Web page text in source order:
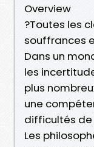
Overview
?Toutes les
souffrances
Dans un
les
plus
une
difficultés de
Les